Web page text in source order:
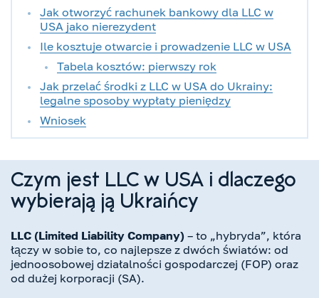
Jak otworzyć rachunek bankowy dla LLC w
USA jako nierezydent
Ile kosztuje otwarcie i prowadzenie LLC w USA
Tabela kosztów: pierwszy rok
Jak przelać środki z LLC w USA do Ukrainy:
legalne sposoby wypłaty pieniędzy
Wniosek
Czym jest LLC w USA i dlaczego
wybierają ją Ukraińcy
LLC (Limited Liability Company) – to „hybryda”, która
łączy w sobie to, co najlepsze z dwóch światów: od
jednoosobowej działalności gospodarczej (FOP) oraz
od dużej korporacji (SA).